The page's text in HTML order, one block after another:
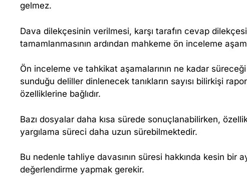
gelmez.
Dava dilekçesinin verilmesi, karşı tarafın cevap
tamamlanmasının ardından mahkeme ön inceleme
Ön inceleme ve tahkikat aşamalarının ne kadar
sunduğu deliller dinlenecek tanıkların sayısı bilirkişi
özelliklerine bağlıdır.
Bazı dosyalar daha kısa sürede sonuçlanabilirken,
yargılama süreci daha uzun sürebilmektedir.
Bu nedenle tahliye davasının süresi hakkında kesin bir
değerlendirme yapmak gerekir.